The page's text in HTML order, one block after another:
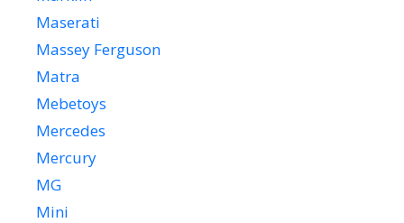
Maserati
Massey Ferguson
Matra
Mebetoys
Mercedes
Mercury
MG
Mini